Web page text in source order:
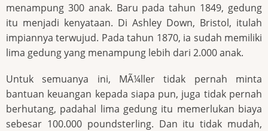
menampung 300 anak. Baru pada tahun 1849, gedung
itu menjadi kenyataan. Di Ashley Down, Bristol, itulah
impiannya terwujud. Pada tahun 1870, ia sudah memiliki
lima gedung yang menampung lebih dari 2.000 anak.
Untuk semuanya ini, MÃ¼ller tidak pernah minta
bantuan keuangan kepada siapa pun, juga tidak pernah
berhutang, padahal lima gedung itu memerlukan biaya
sebesar 100.000 poundsterling. Dan itu tidak mudah,